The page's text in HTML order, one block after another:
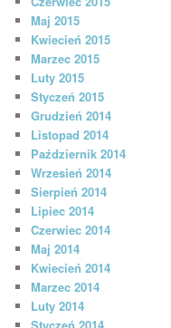
Maj 2015
Kwiecień 2015
Marzec 2015
Luty 2015
Styczeń 2015
Grudzień 2014
Listopad 2014
Październik 2014
Wrzesień 2014
Sierpień 2014
Lipiec 2014
Czerwiec 2014
Maj 2014
Kwiecień 2014
Marzec 2014
Luty 2014